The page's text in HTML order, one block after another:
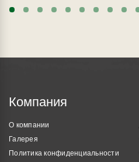
Компания
О компании
Галерея
Политика конфиденциальности